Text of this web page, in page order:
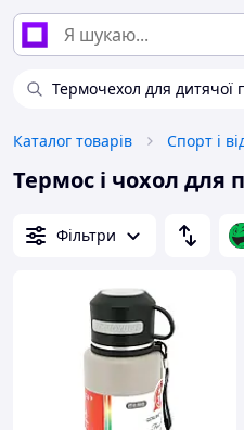
Термочехол для дитячої
Каталог товарів Спорт і
Термос і чохол для
Фільтри